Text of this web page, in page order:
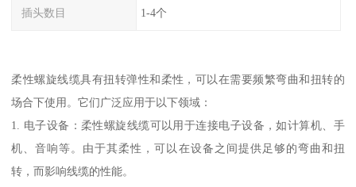
插头数目 1-4个
柔性螺旋线缆具有扭转弹性和柔性，可以在需要频繁弯曲和扭转的
场合下使用。它们广泛应用于以下领域：
1. 电子设备：柔性螺旋线缆可以用于连接电子设备，如计算机、手
机、音响等。由于其柔性，可以在设备之间提供足够的弯曲和扭
转，而影响线缆的性能。